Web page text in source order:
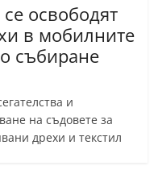
освободят
в мобилните
събиране
и
на съдовете за
дрехи и текстил